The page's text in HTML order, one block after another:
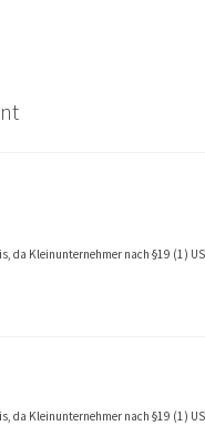
da Kleinunternehmer nach §19 (1)
da Kleinunternehmer nach §19 (1)